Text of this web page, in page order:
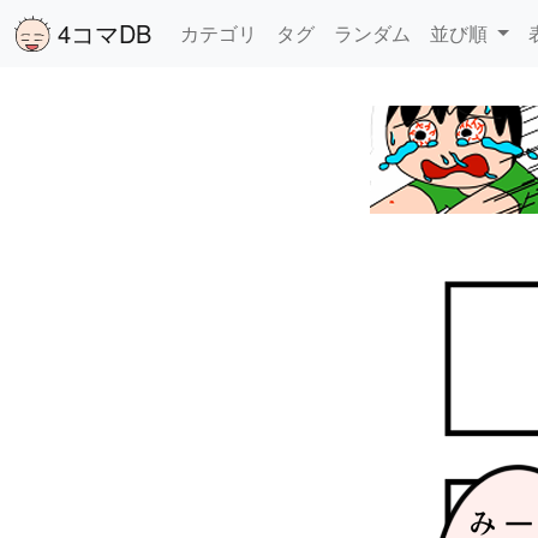
4コマDB カテゴリ タグ ランダム 並び順